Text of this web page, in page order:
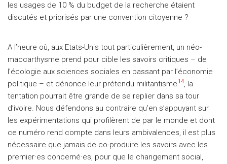
les usages de 10 % du budget de la recherche étaient
discutés et priorisés par une convention citoyenne ?
A l’heure où, aux Etats-Unis tout particulièrement, un néo-
maccarthysme prend pour cible les savoirs critiques – de
l’écologie aux sciences sociales en passant par l’économie
politique – et dénonce leur prétendu militantisme14, la
tentation pourrait être grande de se replier dans sa tour
d’ivoire. Nous défendons au contraire qu’en s’appuyant sur
les expérimentations qui profilèrent de par le monde et dont
ce numéro rend compte dans leurs ambivalences, il est plus
nécessaire que jamais de co-produire les savoirs avec les
premier·es concerné·es, pour que le changement social,